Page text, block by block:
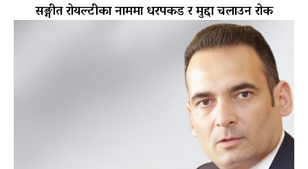
सङ्गीत रोयल्टीका नाममा धरपकड र मुद्दा चलाउन रोक